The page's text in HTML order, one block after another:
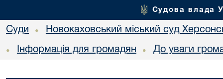
Судова влада
Суди • Новокаховський міський суд
• Інформація для громадян • До уваги